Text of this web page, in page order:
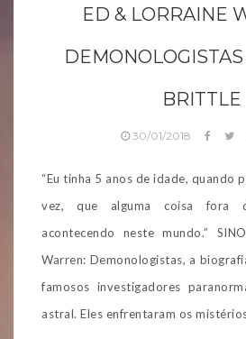
ED & LORRAINE
BRITTLE
30/01/2018
“Eu tinha 5 anos de idade, quando
vez, que alguma coisa fora
acontecendo neste mundo.”
Warren: Demonologistas, a
famosos investigadores
astral. Eles enfrentaram os